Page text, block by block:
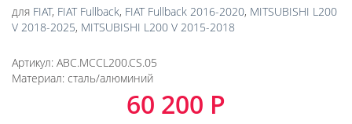
для FIAT, FIAT Fullback, FIAT Fullback 2016-2020, MITSUBISHI L200
V 2018-2025, MITSUBISHI L200 V 2015-2018
Артикул: ABC.MCCL200.CS.05
Материал: сталь/алюминий
60 200 Р